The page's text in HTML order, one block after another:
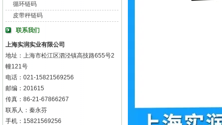
循环链码
皮带秤链码
联系我们
上海实润实业有限公司
地址：上海市松江区泗泾镇高技路655号2
幢121号
电话：021-15821569256
邮编：201615
传真：86-21-67866267
联系人：秦永芬
手机：15821569256